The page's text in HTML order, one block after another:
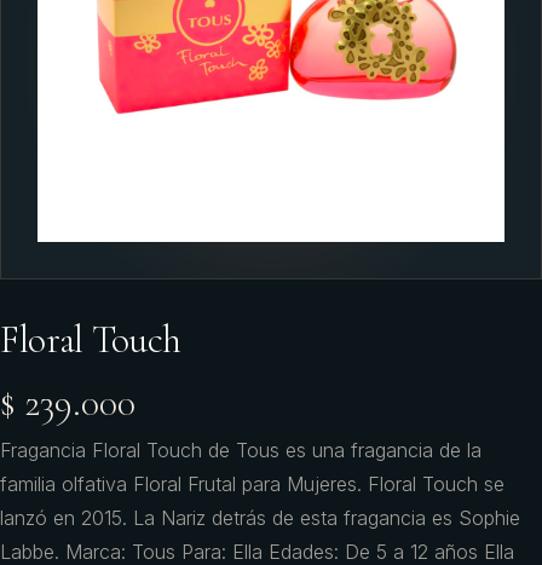
Floral Touch
$ 239.000
Fragancia Floral Touch de Tous es una fragancia de la
familia olfativa Floral Frutal para Mujeres. Floral Touch se
lanzó en 2015. La Nariz detrás de esta fragancia es Sophie
Labbe. Marca: Tous Para: Ella Edades: De 5 a 12 años Ella